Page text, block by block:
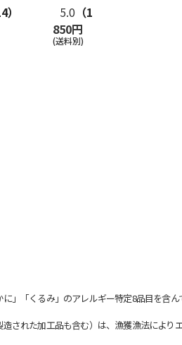
）
5.0 （10）
850円
(送料別)
」「くるみ」のアレルギー特定8品目を含ん
れた加工品も含む）は、漁獲漁法により